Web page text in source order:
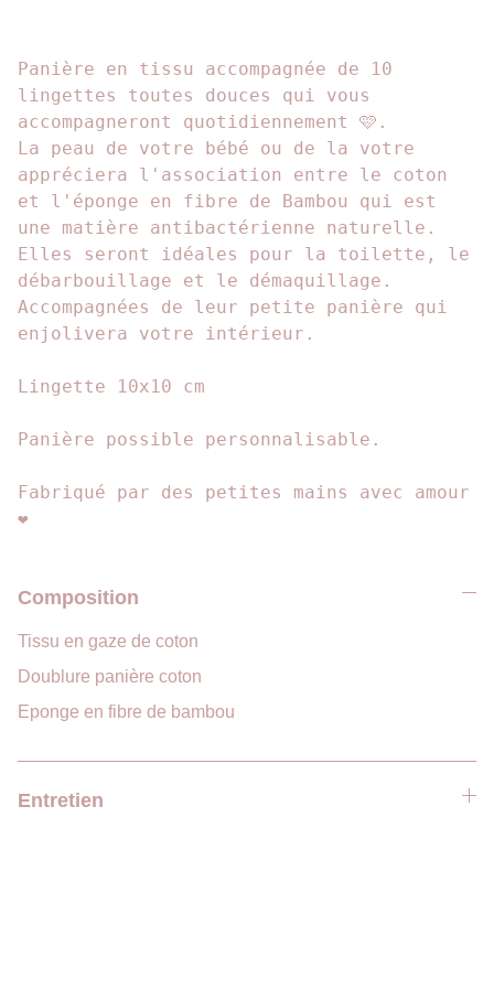
Panière en tissu accompagnée de 10
lingettes toutes douces qui vous
accompagneront quotidiennement 🩷.
La peau de votre bébé ou de la votre
appréciera l'association entre le coton
et l'éponge en fibre de Bambou qui est
une matière antibactérienne naturelle.
Elles seront idéales pour la toilette, le
débarbouillage et le démaquillage.
Accompagnées de leur petite panière qui
enjolivera votre intérieur.
Lingette 10x10 cm
Panière possible personnalisable.
Fabriqué par des petites mains avec amour
❤️
Composition
Tissu en gaze de coton
Doublure panière coton
Eponge en fibre de bambou
Entretien